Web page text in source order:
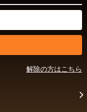
解除の方はこちら